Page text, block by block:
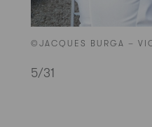
©JACQUES BURGA –
5/31